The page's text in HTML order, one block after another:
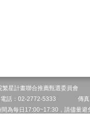
繁星計畫聯合推薦甄選委員會
電話：02-2772-5333 傳
為每日17:00~17:30，請儘量